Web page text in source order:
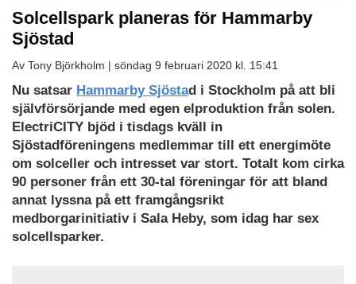
Solcellspark planeras för Hammarby
Sjöstad
Av Tony Björkholm | söndag 9 februari 2020 kl. 15:41
Nu satsar Hammarby Sjöstad i Stockholm på att bli
självförsörjande med egen elproduktion från solen.
ElectriCITY bjöd i tisdags kväll in
Sjöstadföreningens medlemmar till ett energimöte
om solceller och intresset var stort. Totalt kom cirka
90 personer från ett 30-tal föreningar för att bland
annat lyssna på ett framgångsrikt
medborgarinitiativ i Sala Heby, som idag har sex
solcellsparker.